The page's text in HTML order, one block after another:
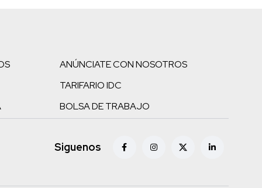
ANÚNCIATE CON NOSOTROS
TARIFARIO IDC
BOLSA DE TRABAJO
Siguenos